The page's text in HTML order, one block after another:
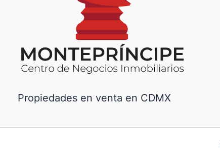
Propiedades en venta en CDMX